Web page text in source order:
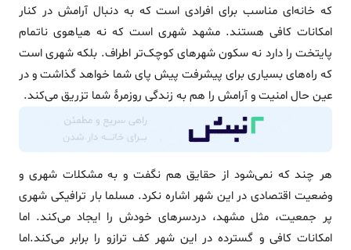
که خانه‌ای مناسب برای افرادی است که به دنبال آرامش در کنار
امکانات کافی هستند. مشهد شهری است که نه هیاهوی ناتمام
پایتخت را دارد نه سکون شهرهای کوچک‌تر اطراف. بلکه شهری است
که راه‌های بسیاری برای پیشرفت پیش پای شما خواهد گذاشت و در
عین حال امنیت و آرامش را هم به زندگی روزمرۀ شما تزریق می‌کند.
هر چند که نمی‌شود از حقایق هم نگفت و به مشکلات شهری و
وضعیت اقتصادی در این شهر اشاره نکرد. مسلما بار ترافیکی شهری
پر جمعیت، مثل مشهد، دردسرهای خودش را ایجاد می‌کند. اما
امکانات کافی و گسترده در این شهر کف ترازو را برابر می‌کند.اما